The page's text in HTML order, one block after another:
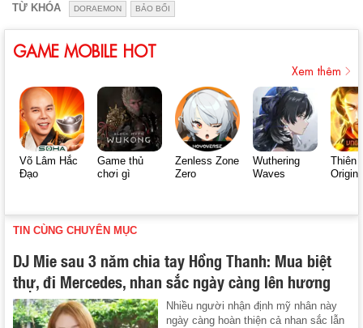
TỪ KHÓA DORAEMON BẢO BỐI
GAME MOBILE HOT
Xem thêm
Võ Lâm Hắc
Đạo
Game thủ
chơi gì
Zenless Zone
Zero
Wuthering
Waves
Thiên
Origin
TIN CÙNG CHUYÊN MỤC
DJ Mie sau 3 năm chia tay Hồng Thanh: Mua biệt
thự, đi Mercedes, nhan sắc ngày càng lên hương
Nhiều người nhận định mỹ nhân này
ngày càng hoàn thiện cả nhan sắc lẫn